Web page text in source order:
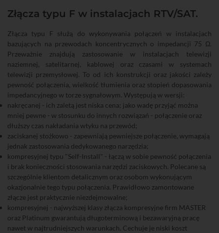
Złącza typu F w instalacjach RTV/SAT.
Złącza typu F służą do wykonywania połączeń w instalacjach
bazujących na przewodach koncentrycznych o impedancji 75 Ω.
Przeważnie znajdują zastosowanie w instalacjach telewizji
naziemnej, satelitarnej, kablowej oraz czasami w systemach
telewizji przemysłowej. To od ich konstrukcji oraz jakości zależy
pewność połączenia, wielkość tłumienia oraz stopień dopasowania
impedancyjnego w torze sygnałowym. Występują w wersji:
nakręcanej - ich zaletą jest niska cena; jako wadę przyjąć można
mniej pewne - w stosunku do innych rozwiązań - połączenie oraz
dłuższy czas nakładania wtyku na przewód;
zaciskanej stożkowo - zapewniają pewniejsze połączenie, wymagają
jednak zastosowania dedykowanego narzędzia;
kompresyjnej typu "Self-Install" - łączą w sobie pewność połączenia
i brak konieczności stosowania narzędzi zaciskowych. Polecane są
szczególnie klientom detalicznym oraz osobom wykonującym
okazjonalnie tego typu połączenia. Prawidłowo zamontowane
złącze jest praktycznie niezdejmowalne;
kompresyjnej - najwyższej klasy złącza kompresyjne firm MASTER
oraz Platinum gwarantują długoterminową i bezawaryjną pracę
nawet w najtrudniejszych warunkach. Cechuje je niski koszt